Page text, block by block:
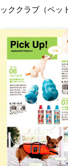
ククラブ（ペッ